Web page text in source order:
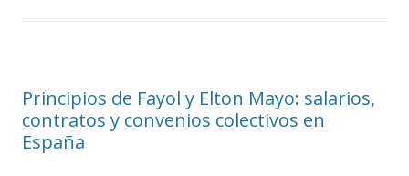
Principios de Fayol y Elton Mayo: salarios,
contratos y convenios colectivos en
España